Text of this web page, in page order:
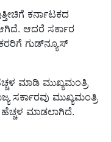
ಕರ್ನಾಟಕದ
ಆದರೆ ಸರ್ಕಾರ
ಗುಡ್‌ನ್ಯೂಸ್‌
ಮಾಡಿ ಮುಖ್ಯಮಂತ್ರಿ
ಸರ್ಕಾರವು ಮುಖ್ಯಮಂತ್ರಿ
ಹೆಚ್ಚಳ ಮಾಡಲಾಗಿದೆ.